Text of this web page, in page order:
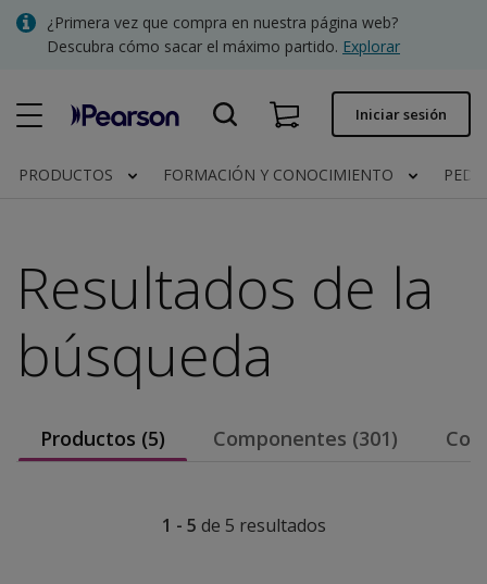
Skip¿Primera vez que compra en nuestra página web?
Descubra cómo sacar el máximo partido. Explorar
Pedido rápido
Clínica | España
Iniciar sesión
PRODUCTOS FORMACIÓN Y CONOCIMIENTO
Resultados de la
búsqueda
Productos (5) Componentes (301)
1 - 5 de 5 resultados